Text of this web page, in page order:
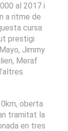
al 2017 i
a ritme de
cursa
prestigi
Jimmy
Meraf
oberta
tramitat la
en tres